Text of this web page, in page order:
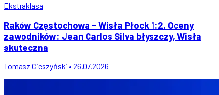
Ekstraklasa
Raków Częstochowa - Wisła Płock 1:2. Oceny
zawodników: Jean Carlos Silva błyszczy, Wisła
skuteczna
Tomasz Cieszyński • 26.07.2026